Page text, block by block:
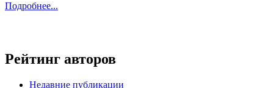
Подробнее...
Рейтинг авторов
Недавние публикации